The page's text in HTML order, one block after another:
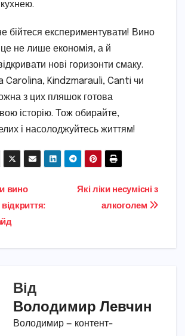
бійтеся експериментувати! Вино
не лише економія, а й
нові горизонти смаку.
Carolina, Kindzmarauli, Canti чи
з цих пляшок готова
історію. Тож обирайте,
і насолоджуйтесь життям!
Які ліки несумісні з
алкоголем
вино
Від
Володимир Левчин
Володимир — контент-